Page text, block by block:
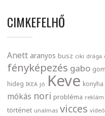
CIMKEFELHŐ
Anett aranyos busz ciki drága
fényképezés gabo
hideg IKEA jó Keve konyha
mókás nori probléma reklám
történet unalmas vicces videó